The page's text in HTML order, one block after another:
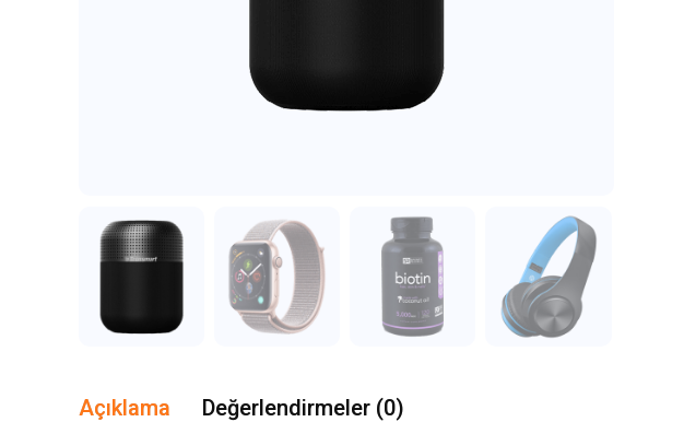
Açıklama Değerlendirmeler (0)